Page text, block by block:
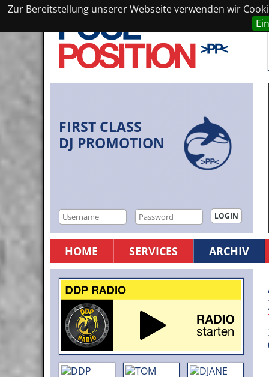
Zur Bereitstellung unserer Webseite verwenden wir
FIRST CLASS
DJ PROMOTION
HOME SERVICES ARCHIV